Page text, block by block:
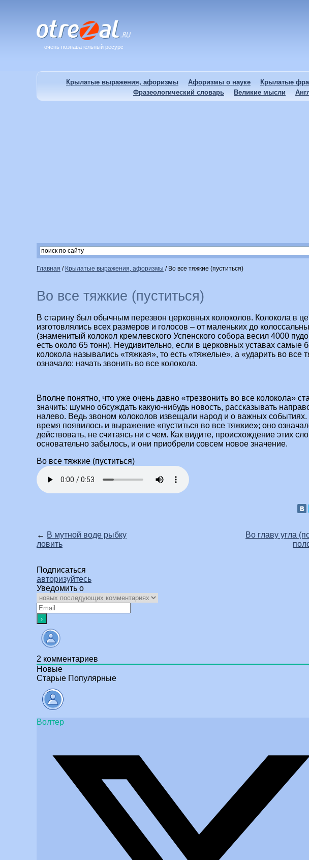
очень познавательный ресурс
Крылатые выражения, афоризмы Афоризмы о науке Крылатые
Фразеологический словарь
Великие мысли
Главная / Крылатые выражения, афоризмы / Во все тяжкие (пуститься)
Во все тяжкие (пуститься)
В старину был обычным перезвон церковных колоколов. Колокола в
изготовлялись всех размеров и голосов – от маленьких до
(знаменитый колокол кремлевского Успенского собора весил 4000
есть около 65 тонн). Неудивительно, если в церковных уставах самые
колокола назывались «тяжкая», то есть «тяжелые», а «ударить во все
означало: начать звонить во все колокола.
Вполне понятно, что уже очень давно «трезвонить во все колокола»
значить: шумно обсуждать какую-нибудь новость, рассказывать
налево. Ведь звоном колоколов извещали народ и о важных
время появилось и выражение «пуститься во все тяжкие»; оно
действовать, не считаясь ни с чем. Как видите, происхождение этих
основательно забылось, и они приобрели совсем новое значение.
Во все тяжкие (пуститься)
← В мутной воде рыбку
ловить
Во главу угла
Подписаться
авторизуйтесь
Уведомить о
2 комментариев
Новые
Старые Популярные
Волтер